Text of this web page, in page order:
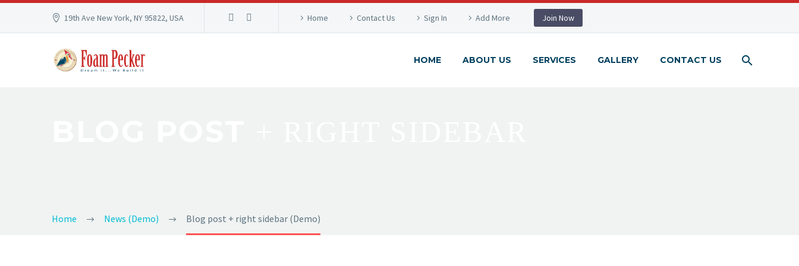
19th Ave New York, NY 95822, USA Home Contact Us Sign In Add More Join Now
HOME ABOUT US SERVICES GALLERY CONTACT US
Home News (Demo) Blog post + right sidebar (Demo)